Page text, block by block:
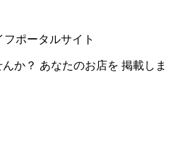
フポータルサイト
か？ あなたのお店を 掲載しま